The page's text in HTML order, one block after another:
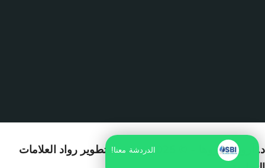
د. آرون ساروها
رواد العلامات
الدردشة معنا!